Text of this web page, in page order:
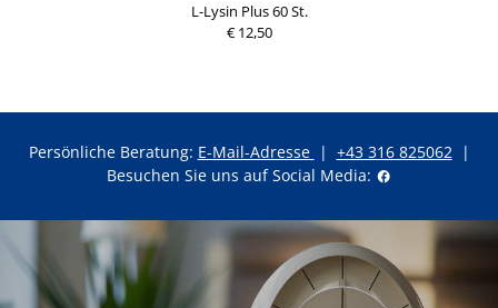
L-Lysin Plus 60 St.
€ 12,50
Persönliche Beratung: E-Mail-Adresse | +43 316 825062|
Besuchen Sie uns auf Social Media: